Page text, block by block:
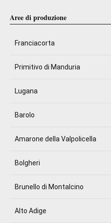
Aree di produzione
Franciacorta
Primitivo di Manduria
Lugana
Barolo
Amarone della Valpolicella
Bolgheri
Brunello di Montalcino
Alto Adige